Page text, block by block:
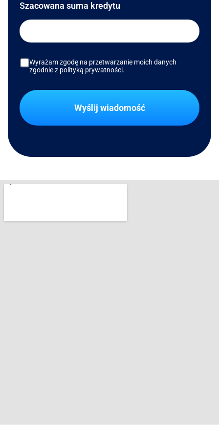
Szacowana suma kredytu
Wyrażam zgodę na przetwarzanie moich danych
zgodnie z polityką prywatności.
Wyślij wiadomość